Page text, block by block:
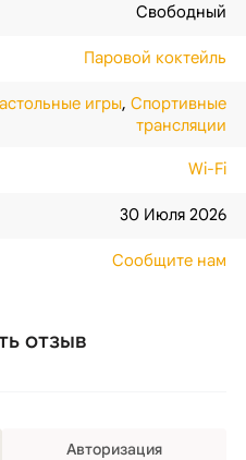
Свободный
Паровой коктейль
игры,Спортивные
трансляции
Wi-Fi
30 Июля 2026
Сообщите нам
отзыв
Авторизация